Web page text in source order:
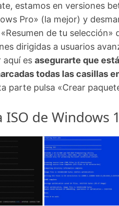
estamos en versiones
Pro» (la mejor) y
de tu
dirigidas a usuarios
aquí es asegurarte que
todas las casillas
parte pulsa «Crear
de Windows